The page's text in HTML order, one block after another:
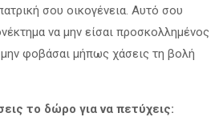
σου οικογένεια. Αυτό σου
να μην είσαι προσκολλημένος
μην φοβάσαι μήπως χάσεις τη βολή
το δώρο για να πετύχεις: